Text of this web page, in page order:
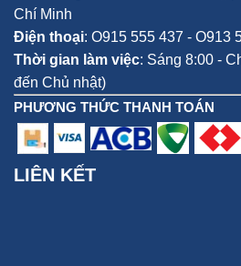
Chí Minh
Điện thoại: O915 555 437 - O913
Thời gian làm việc: Sáng 8:00 -
đến Chủ nhật)
PHƯƠNG THỨC THANH TOÁN
LIÊN KẾT